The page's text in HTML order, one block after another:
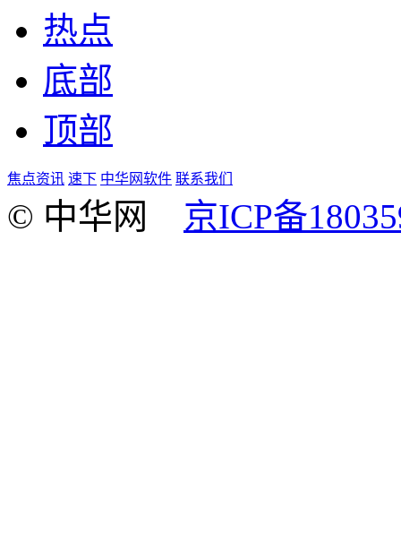
热点
底部
顶部
焦点资讯 速下 中华网软件 联系我们
© 中华网 京ICP备